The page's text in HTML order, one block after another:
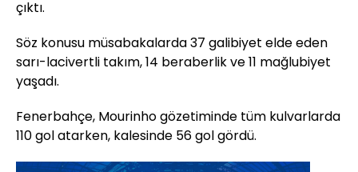
çıktı.
Söz konusu müsabakalarda 37 galibiyet elde eden
sarı-lacivertli takım, 14 beraberlik ve 11 mağlubiyet
yaşadı.
Fenerbahçe, Mourinho gözetiminde tüm kulvarlarda
110 gol atarken, kalesinde 56 gol gördü.